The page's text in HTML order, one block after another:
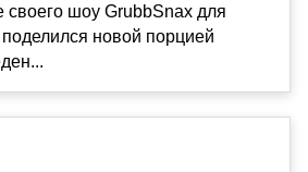
своего шоу GrubbSnax для
новой порцией